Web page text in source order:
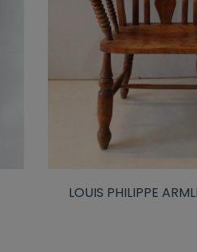
LOUIS PHILIPPE